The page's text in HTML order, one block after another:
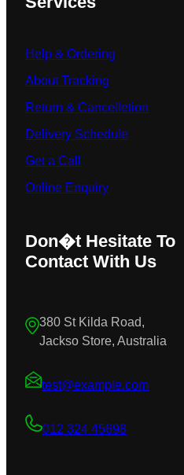
Help & Ordering
About Tracking
Return & Cancelletion
Delivery Schedule
Get a Call
Online Enquiry
Don�t Hesitate To
Contact With Us
380 St Kilda Road,
Jackso Store, Australia
test@example.com
012 324 45698